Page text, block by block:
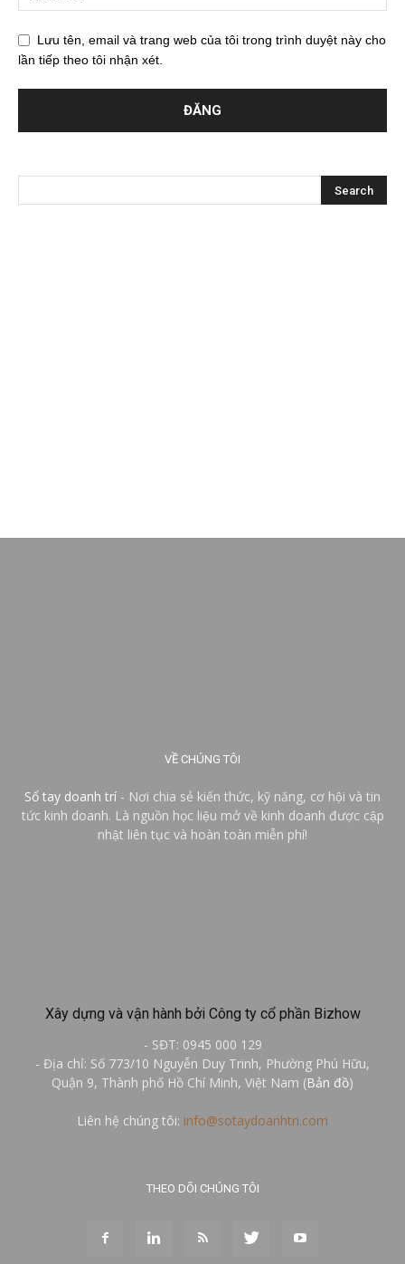
Lưu tên, email và trang web của tôi trong trình duyệt này cho
lần tiếp theo tôi nhận xét.
VỀ CHÚNG TÔI
Sổ tay doanh trí - Nơi chia sẻ kiến thức, kỹ năng, cơ hội và tin
tức kinh doanh. Là nguồn học liệu mở về kinh doanh được cập
nhật liên tục và hoàn toàn miễn phí!
Xây dựng và vận hành bởi Công ty cổ phần Bizhow
- SĐT: 0945 000 129
- Địa chỉ: Số 773/10 Nguyễn Duy Trinh, Phường Phú Hữu,
Quận 9, Thành phố Hồ Chí Minh, Việt Nam (Bản đồ)
Liên hệ chúng tôi: info@sotaydoanhtri.com
THEO DÕI CHÚNG TÔI